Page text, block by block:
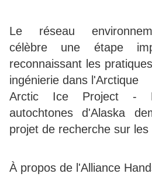
Le réseau
célèbre une étape
reconnaissant les
ingénierie dans l'Arctique
Arctic Ice Project -
autochtones d'Alaska
projet de recherche sur les
À propos de l'Alliance